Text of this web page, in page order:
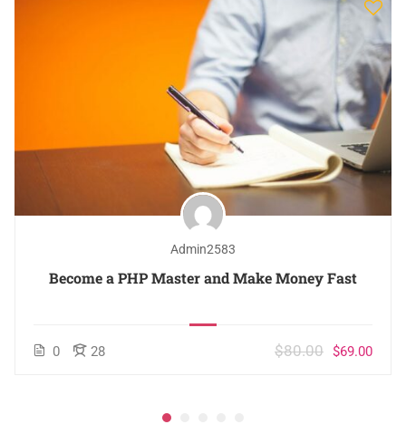
Admin2583
Become a PHP Master and Make Money Fast
0 28 $80.00 $69.00